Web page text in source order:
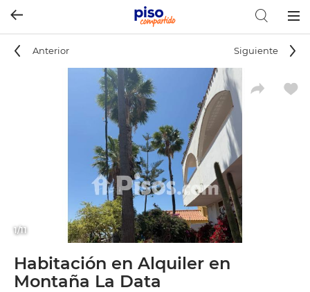
Anterior Siguiente
1/11
Habitación en Alquiler en
Montaña La Data